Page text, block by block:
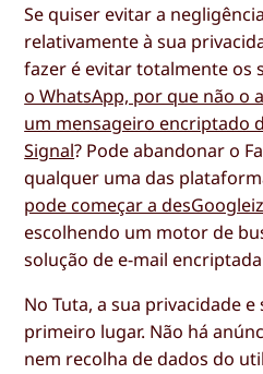
Se quiser evitar a
relativamente à sua
fazer é evitar totalmente os
o WhatsApp, por que não o
um mensageiro encriptado
Signal? Pode abandonar o
qualquer uma das
pode começar a
escolhendo um motor de
solução de e-mail
No Tuta, a sua privacidade
primeiro lugar. Não há
nem recolha de dados do